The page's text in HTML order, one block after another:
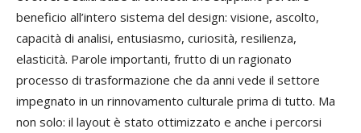
beneficio all’intero sistema del design: visione, ascolto,
capacità di analisi, entusiasmo, curiosità, resilienza,
elasticità. Parole importanti, frutto di un ragionato
processo di trasformazione che da anni vede il settore
impegnato in un rinnovamento culturale prima di tutto. Ma
non solo: il layout è stato ottimizzato e anche i percorsi